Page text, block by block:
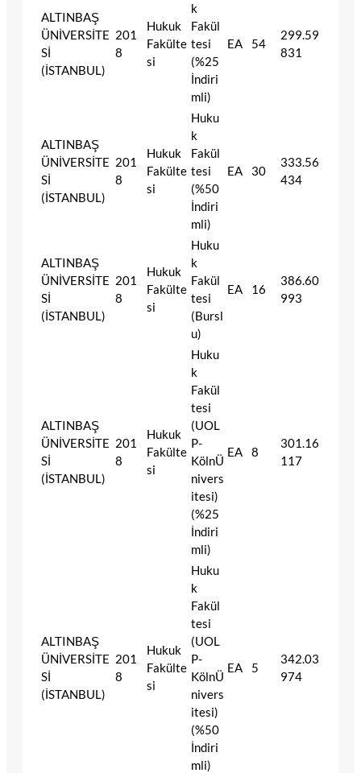
ALTINBAŞ
ÜNİVERSİTE
Sİ
(İSTANBUL)
201
8
Hukuk
Fakülte
si
k
Fakül
tesi
(%25
İndiri
mli)
EA 54
299.59
831
ALTINBAŞ
ÜNİVERSİTE
Sİ
(İSTANBUL)
201
8
Hukuk
Fakülte
si
Huku
k
Fakül
tesi
(%50
İndiri
mli)
EA 30
333.56
434
ALTINBAŞ
ÜNİVERSİTE
Sİ
(İSTANBUL)
201
8
Hukuk
Fakülte
si
Huku
k
Fakül
tesi
(Bursl
u)
EA 16
386.60
993
ALTINBAŞ
ÜNİVERSİTE
Sİ
(İSTANBUL)
201
8
Hukuk
Fakülte
si
Huku
k
Fakül
tesi
(UOL
P-
KölnÜ
nivers
itesi)
(%25
İndiri
mli)
EA 8
301.16
117
ALTINBAŞ
ÜNİVERSİTE
Sİ
(İSTANBUL)
201
8
Hukuk
Fakülte
si
Huku
k
Fakül
tesi
(UOL
P-
KölnÜ
nivers
itesi)
(%50
İndiri
mli)
EA 5
342.03
974